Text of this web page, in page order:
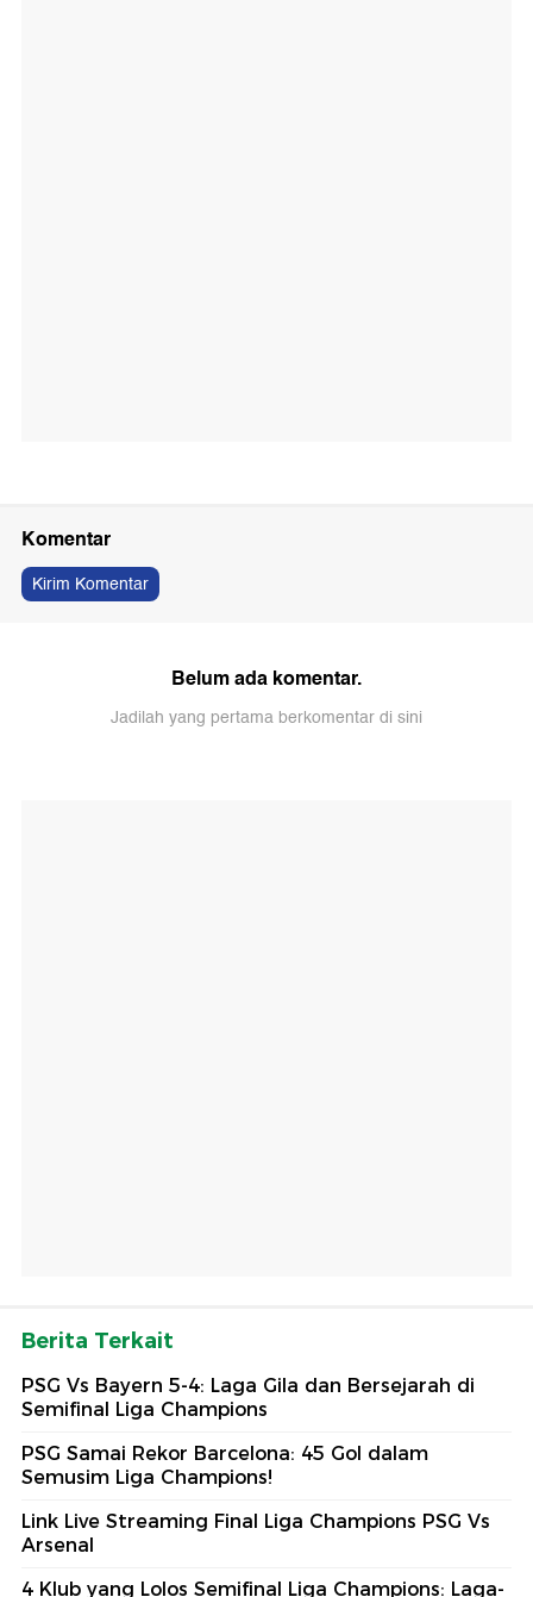
Komentar
Kirim Komentar
Belum ada komentar.
Jadilah yang pertama berkomentar di sini
Berita Terkait
PSG Vs Bayern 5-4: Laga Gila dan Bersejarah di
Semifinal Liga Champions
PSG Samai Rekor Barcelona: 45 Gol dalam
Semusim Liga Champions!
Link Live Streaming Final Liga Champions PSG Vs
Arsenal
4 Klub yang Lolos Semifinal Liga Champions: Laga-